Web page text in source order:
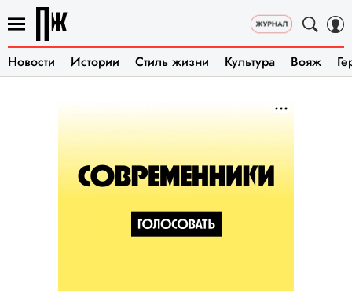
Новости Истории Стиль жизни Культура Вояж